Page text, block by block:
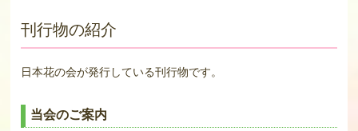
刊行物の紹介
日本花の会が発行している刊行物です。
当会のご案内